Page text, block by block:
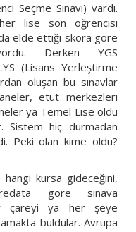
Seçme Sınavı) vardı.
lise son öğrencisi
elde ettiği skora göre
Derken YGS
(Lisans Yerleştirme
oluşan bu sınavlar
etüt merkezleri
ya Temel Lise oldu
Sistem hiç durmadan
Peki olan kime oldu?
kursa gideceğini,
göre sınava
çareyi ya her şeye
buldular. Avrupa